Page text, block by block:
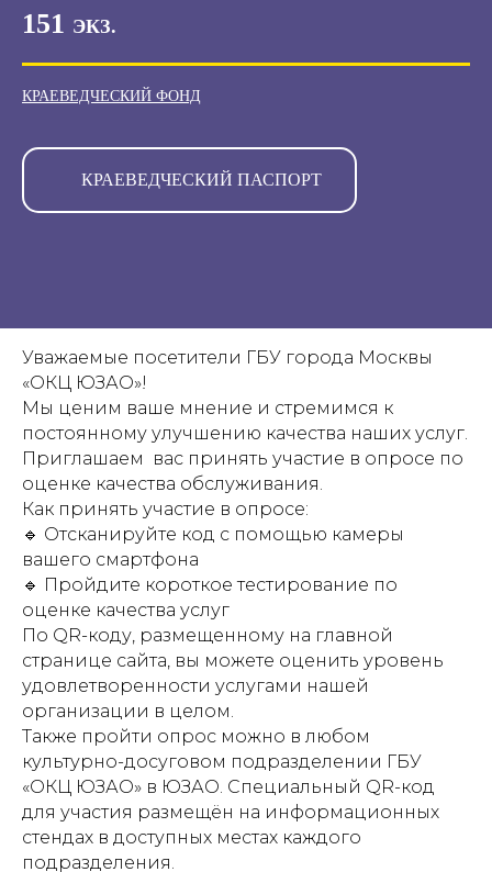
151 ЭКЗ.
КРАЕВЕДЧЕСКИЙ ФОНД
КРАЕВЕДЧЕСКИЙ ПАСПОРТ
Уважаемые посетители ГБУ города Москвы
«ОКЦ ЮЗАО»!
Мы ценим ваше мнение и стремимся к
постоянному улучшению качества наших услуг.
Приглашаем вас принять участие в опросе по
оценке качества обслуживания.
Как принять участие в опросе:
🔹 Отсканируйте код с помощью камеры
вашего смартфона
🔹 Пройдите короткое тестирование по
оценке качества услуг
По QR-коду, размещенному на главной
странице сайта, вы можете оценить уровень
удовлетворенности услугами нашей
организации в целом.
Также пройти опрос можно в любом
культурно-досуговом подразделении ГБУ
«ОКЦ ЮЗАО» в ЮЗАО. Специальный QR-код
для участия размещён на информационных
стендах в доступных местах каждого
подразделения.